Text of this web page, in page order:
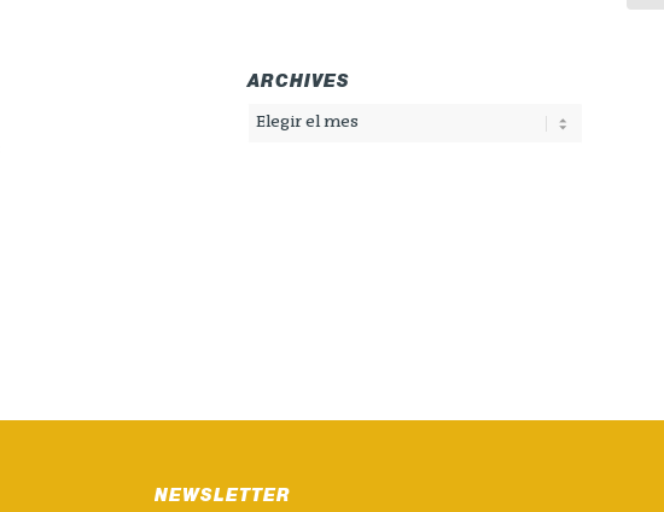
ARCHIVES
NEWSLETTER